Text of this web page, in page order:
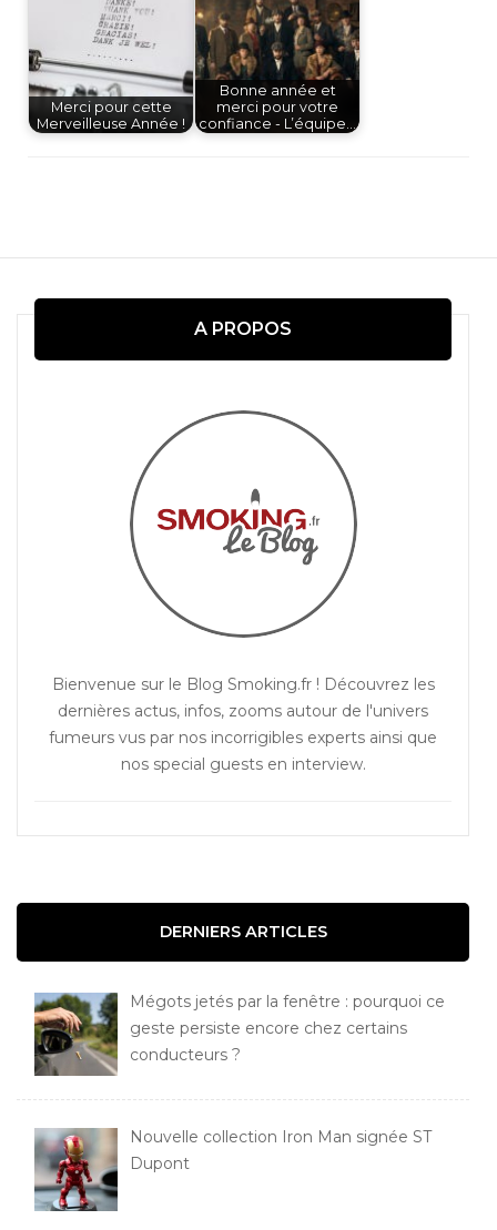
Merci pour cette
Merveilleuse Année !
Bonne année et
merci pour votre
confiance - L’équipe…
A PROPOS
Bienvenue sur le Blog Smoking.fr ! Découvrez les
dernières actus, infos, zooms autour de l'univers
fumeurs vus par nos incorrigibles experts ainsi que
nos special guests en interview.
DERNIERS ARTICLES
Mégots jetés par la fenêtre : pourquoi ce
geste persiste encore chez certains
conducteurs ?
Nouvelle collection Iron Man signée ST
Dupont